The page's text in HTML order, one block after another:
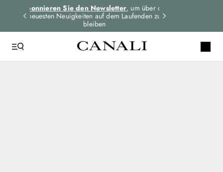
Abonnieren Sie den Newsletter, um über die
neuesten Neuigkeiten auf dem Laufenden zu
bleiben